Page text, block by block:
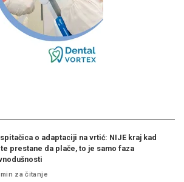
o adaptaciji na vrtić: NIJE kraj kad
prestane da plače, to je samo faza
min za čitanje